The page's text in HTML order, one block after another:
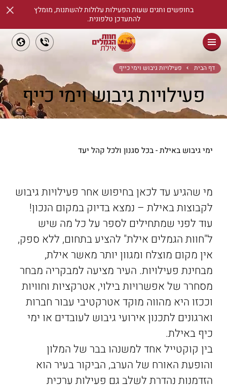
×
בחופשים וחגים שעות הפעילות עלולות להשתנות, מומלץ
להתעדכן טלפונית.
דף הבית פעילויות גיבוש וימי כייף
פעילויות גיבוש וימי כייף
ימי גיבוש באילת - בכל סגנון ולכל קהל יעד
מי שהגיע עד לכאן בחיפוש אחר פעילויות גיבוש
לקבוצות באילת – נמצא בדיוק במקום הנכון!
עוד לפני שמתחילים לספר על כל מה שיש
ל"חוות הגמלים אילת" להציע בתחום, ללא ספק,
אין מקום מוצלח ומגוון יותר מאשר אילת,
מבחינת פעילויות. העיר מציעה למבקריה מבחר
מסחרר של אפשרויות בילוי, אטרקציות וחוויות
וככזו היא מהווה מוקד אטרקטיבי עבור חברות
וארגונים לתכנון אירועי גיבוש לעובדים או ימי
כיף באילת.
בין קוקטייל אחד למשנהו בבר של המלון
והופעת האורח של הערב, הביקור בעיר הוא
הזדמנות נהדרת לשלב גם פעילות ערכית
ראשי
שיעורי רכיבת סוסים
אודות
הזמנת כרטיסים
הַמִּשְׁתֶּה
שוברי מתנה